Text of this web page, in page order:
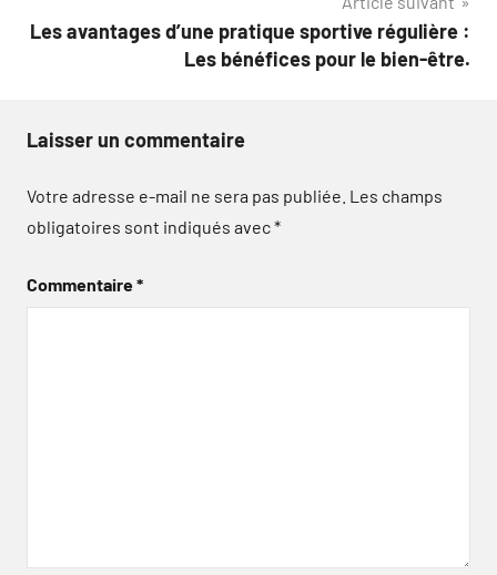
Les avantages d’une pratique sportive régulière :
Les bénéfices pour le bien-être.
Laisser un commentaire
Votre adresse e-mail ne sera pas publiée. Les champs
obligatoires sont indiqués avec*
Commentaire*